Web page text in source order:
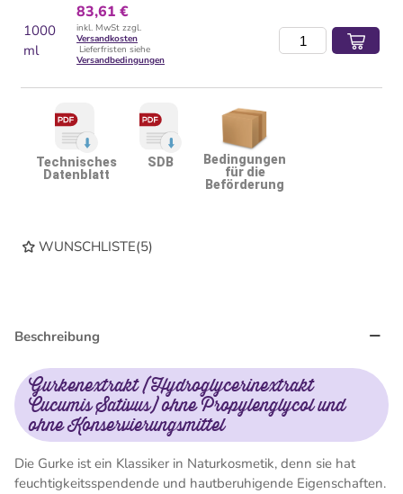
1000
ml
83,61 €
inkl. MwSt zzgl.
Versandkosten
Lieferfristen siehe
Versandbedingungen
Technisches
Datenblatt
SDB
Bedingungen
für die
Beförderung
WUNSCHLISTE(5)
Beschreibung
Gurkenextrakt (Hydroglycerinextrakt
Cucumis Sativus) ohne Propylenglycol und
ohne Konservierungsmittel
Die Gurke ist ein Klassiker in Naturkosmetik, denn sie hat
feuchtigkeitsspendende und hautberuhigende Eigenschaften.